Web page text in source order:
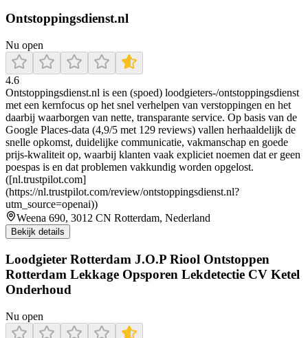
Ontstoppingsdienst.nl
Nu open
4.6
Ontstoppingsdienst.nl is een (spoed) loodgieters-/ontstoppingsdienst
met een kernfocus op het snel verhelpen van verstoppingen en het
daarbij waarborgen van nette, transparante service. Op basis van de
Google Places-data (4,9/5 met 129 reviews) vallen herhaaldelijk de
snelle opkomst, duidelijke communicatie, vakmanschap en goede
prijs-kwaliteit op, waarbij klanten vaak expliciet noemen dat er geen
poespas is en dat problemen vakkundig worden opgelost.
([nl.trustpilot.com]
(https://nl.trustpilot.com/review/ontstoppingsdienst.nl?
utm_source=openai))
Weena 690, 3012 CN Rotterdam, Nederland
Bekijk details
Loodgieter Rotterdam J.O.P Riool Ontstoppen
Rotterdam Lekkage Opsporen Lekdetectie CV Ketel
Onderhoud
Nu open